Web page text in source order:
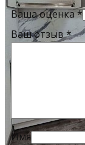
Ваша оценка*
Ваш отзыв*
Имя